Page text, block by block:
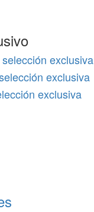
exclusiva
exclusiva
exclusiva